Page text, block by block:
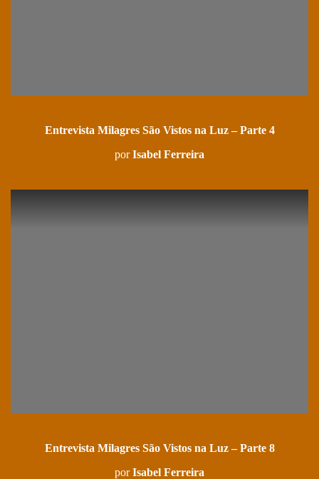
Entrevista Milagres São Vistos na Luz – Parte 4
porIsabel Ferreira
Entrevista Milagres São Vistos na Luz – Parte 8
porIsabel Ferreira